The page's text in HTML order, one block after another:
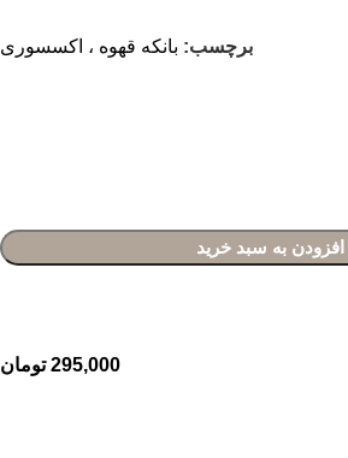
برچسب: بانکه قهوه ، اکسسوری
افزودن به سبد خرید
295,000 تومان